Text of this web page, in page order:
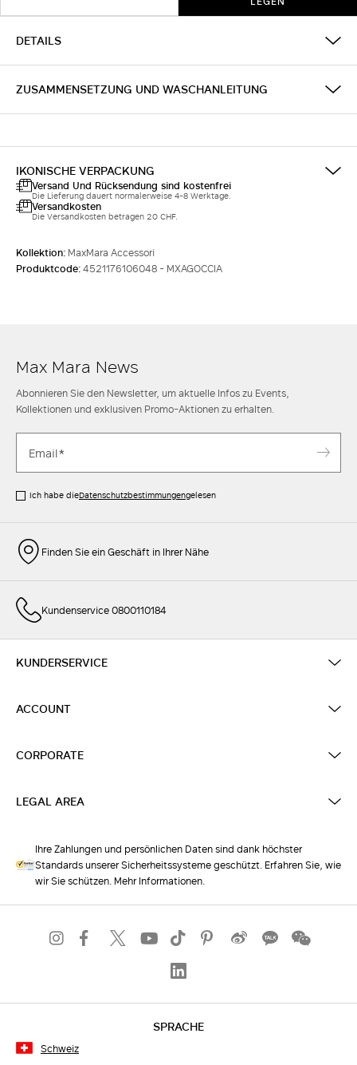
DETAILS
ZUSAMMENSETZUNG UND WASCHANLEITUNG
IKONISCHE VERPACKUNG
Versand Und Rücksendung sind kostenfrei
Die Lieferung dauert normalerweise 4-8 Werktage.
Versandkosten
Die Versandkosten betragen 20 CHF.
Kollektion: MaxMara Accessori
Produktcode:4521176106048 - MXAGOCCIA
Max Mara News
Abonnieren Sie den Newsletter, um aktuelle Infos zu Events,
Kollektionen und exklusiven Promo-Aktionen zu erhalten.
Ich habe dieDatenschutzbestimmungengelesen
Finden Sie ein Geschäft in Ihrer Nähe
Kundenservice 0800110184
KUNDERSERVICE
ACCOUNT
CORPORATE
LEGAL AREA
Ihre Zahlungen und persönlichen Daten sind dank höchster
Standards unserer Sicherheitssysteme geschützt. Erfahren Sie, wie
wir Sie schützen. Mehr Informationen.
SPRACHE
Schweiz